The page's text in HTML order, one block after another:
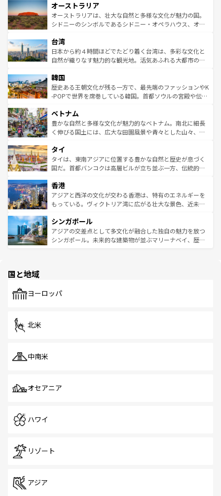
部のニューオーリンズでは、音楽と美食が融合した独特の
文化が魅力。旅行者はアメリカの各地域で異なる魅力を楽
しみながら、その多様性と豊かな歴史を感じることができ
ならではの贅沢な旅のスタイルだ。 なお、新着のアメリカ
情報はコンテンツ一覧を参照してほしい。
ワイ島は見逃せない。また、定番の観光地といえばオアフ
島だが、静かな自然を求めるならマウイ島やカウアイ島が
おすすめ。エメラルドグリーンに輝く海をはじめ、豊かな
れるおもてなしの心で訪れる人々を迎えてくれるハワイの
人々、おいしいローカルフードやハワイアンミュージッ
ク、伝統的なフラダンスなど、すべてがハワイの魅力を彩
ワイを、存分に味わってほしい。 なお、新着のハワイ情報
はコンテンツ一覧を参照してほしい。
オーストラリア
オーストラリアは、壮大な自然と多様な文化が魅力の国。
シドニーのシンボルであるシドニー・オペラハウス、オー
リアリーフや大陸中央部にそびえるウルル（エアーズロッ
ク）、タスマニアの美しい原生林やケアンズの熱帯雨林な
ど、見どころがたくさん。また、カフェやワイン、オージ
いる。アクティビティも充実しており、サーフィンやダイ
ビング、ハイキングなど、アウトドア好きにはたまらな
い。オーストラリアの多彩な魅力を存分に味わいつくそ
参照してほしい。
台湾
日本から約４時間ほどでたどり着く台湾は、多彩な文化と
自然が織りなす魅力的な観光地。活気あふれる大都市の台
ン）、静ひつな山岳地帯である台湾東部など、都市の喧騒
と山間の静けさが共存しており、訪れる人に新しい発見と
驚きをもたらしてくれる。また、奥深い台湾の食文化も魅
容にもいいと評判のスイーツなど、バラエティ豊かな料理
が味わえる。 なお、新着の台湾情報は コンテンツ一覧を参
照してほしい。
韓国
歴史ある王朝文化が残る一方で、最先端のファッションやK
-POPで世界を席巻している韓国。首都ソウルの宮殿や伝統
き、地方に足を延ばせば四季折々の自然美を楽しむことが
できる。そして、キムチや焼肉、絶品のストリートフード
まで、さまざまな韓国料理が待っている。夜には、韓国な
リティに包まれながら、韓国の多彩な魅力を心ゆくまで味
わってみてほしい。 なお、新着の韓国情報はコンテンツ一
覧を参照してほしい。
ベトナム
豊かな自然と多様な文化が魅力的なベトナム。南北に細長
く伸びる国土には、広大な田園風景や青々とした山々、世
急速な発展と共に伝統が息づく。ハノイの古い町並みやホ
ーチミン市のフランス統治時代の建物も、独特の雰囲気を
醸し出している。また、バラエティの豊かさとおいしさで
とつ。フォーやバインミー、ベトナムコーヒーなどは、ぜ
ひ現地で味わいたい。どの地域を訪れてもあたたかい人々
が旅行者を迎えてくれるので、きっと忘れられない旅にな
参照してほしい。
タイ
タイは、東南アジアに位置する豊かな自然と歴史が息づく
国だ。首都バンコクは高層ビルが立ち並ぶ一方、伝統的な
の活気が交差している。北部ではチェンマイなどの山岳地
帯で自然と触れ合い、南部ではプーケットやクラビの美し
いビーチでリゾート気分を楽しむことができる。タイ料理
激する。気候は一年中温暖で、どの季節にも異なる楽しみ
が待っている。親しみやすいタイの人々、仏教を中心とし
た文化、そして多様な観光資源が、訪れる旅人を魅了し続
香港
アジアと西洋の文化が交わる香港は、特有のエネルギーを
もっている。ヴィクトリア湾に広がる壮大な景色、近未来
み、どこを訪れても感動するはず。観光スポットが密集し
ており、効率よく見どころを回れるのも魅力。息をのむよ
うな絶景から文化的な体験まで、香港を存分に楽しみ尽く
シンガポール
アジアの交差点として多文化が融合した独自の魅力を放つ
シンガポール。未来的な建築物が並ぶマリーナベイ、歴史
で、ホーカーズは地元の風情を楽しめる外せないスポット
国と地域
ヨーロッパ
北米
中南米
オセアニア
ハワイ
リゾート
アジア